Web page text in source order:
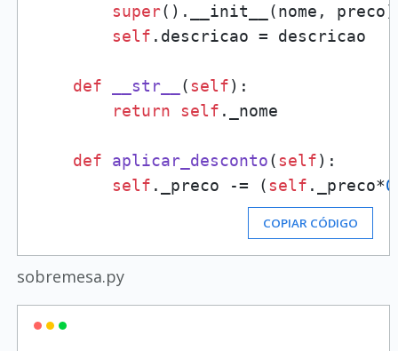
super().__init__(nome, preco)
self .descricao = descricao
def __str__ (self):
return
self ._nome
def aplicar_desconto(self):
self ._preco -= (self ._preco*
COPIAR CÓDIGO
sobremesa.py